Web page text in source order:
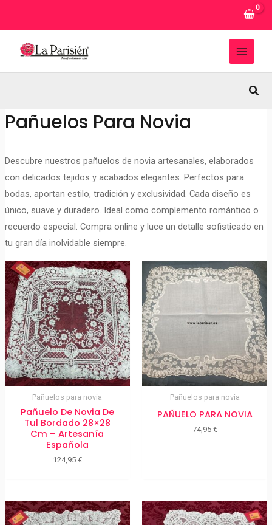
MAIN
Pañuelos Para Novia
Descubre nuestros pañuelos de novia artesanales, elaborados
con delicados tejidos y acabados elegantes. Perfectos para
bodas, aportan estilo, tradición y exclusividad. Cada diseño es
único, suave y duradero. Ideal como complemento romántico o
recuerdo especial. Compra online y luce un detalle sofisticado en
tu gran día inolvidable siempre.
Pañuelos para novia
Pañuelo De Novia De
Tul Bordado 28×28
Cm – Artesanía
Española
124,95 €
Pañuelos para novia
PAÑUELO PARA NOVIA
74,95 €